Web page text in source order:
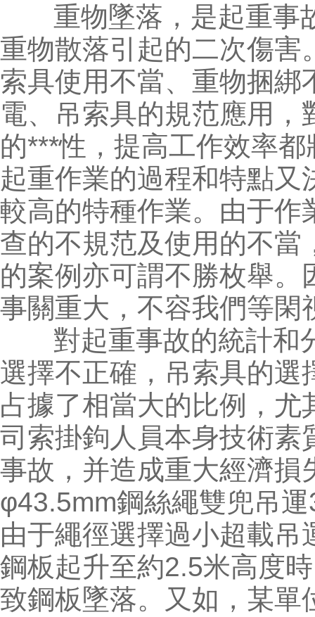
重物墜落，是起重事
重物散落引起的二次傷害
索具使用不當、重物捆
電、吊索具的規范應用
的***性，提高工作效率
起重作業的過程和特點
較高的特種作業。由于作
查的不規范及使用的不當
的案例亦可謂不勝枚舉
事關重大，不容我們等閑
對起重事故的統計和
選擇不正確，吊索具的選
占據了相當大的比例，
司索掛鉤人員本身技術素
事故，并造成重大經濟損
φ43.5mm鋼絲繩雙兜吊
由于繩徑選擇過小超載
鋼板起升至約2.5米高度
致鋼板墜落。又如，某單